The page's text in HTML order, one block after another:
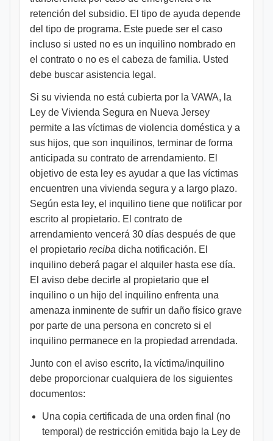
retención del subsidio. El tipo de ayuda depende
del tipo de programa. Este puede ser el caso
incluso si usted no es un inquilino nombrado en
el contrato o no es el cabeza de familia. Usted
debe buscar asistencia legal.
Si su vivienda no está cubierta por la VAWA, la
Ley de Vivienda Segura en Nueva Jersey
permite a las víctimas de violencia doméstica y a
sus hijos, que son inquilinos, terminar de forma
anticipada su contrato de arrendamiento. El
objetivo de esta ley es ayudar a que las víctimas
encuentren una vivienda segura y a largo plazo.
Según esta ley, el inquilino tiene que notificar por
escrito al propietario. El contrato de
arrendamiento vencerá 30 días después de que
el propietario reciba dicha notificación. El
inquilino deberá pagar el alquiler hasta ese día.
El aviso debe decirle al propietario que el
inquilino o un hijo del inquilino enfrenta una
amenaza inminente de sufrir un daño físico grave
por parte de una persona en concreto si el
inquilino permanece en la propiedad arrendada.
Junto con el aviso escrito, la víctima/inquilino
debe proporcionar cualquiera de los siguientes
documentos:
Una copia certificada de una orden final (no
temporal) de restricción emitida bajo la Ley de